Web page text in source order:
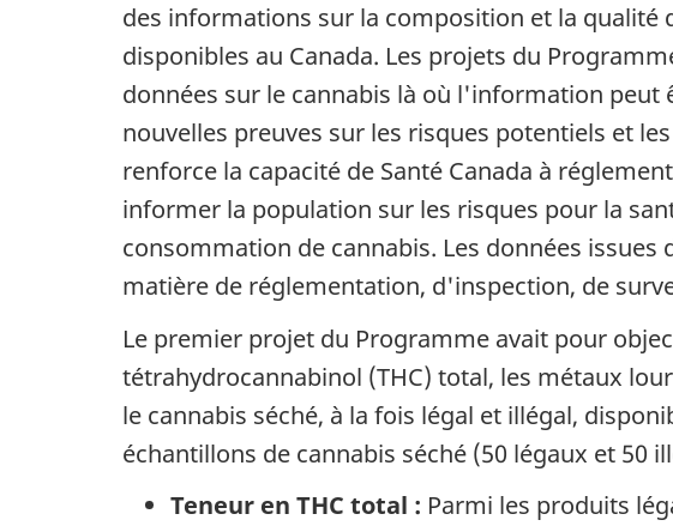
des informations sur la composition et la qualité
disponibles au Canada. Les projets du
données sur le cannabis là où l'information peut
nouvelles preuves sur les risques potentiels et
renforce la capacité de Santé Canada à
informer la population sur les risques pour la
consommation de cannabis. Les données
matière de réglementation, d'inspection, de
Le premier projet du Programme avait pour
tétrahydrocannabinol (THC) total, les métaux
le cannabis séché, à la fois légal et illégal,
échantillons de cannabis séché (50 légaux et 50
Teneur en THC total : Parmi les produits